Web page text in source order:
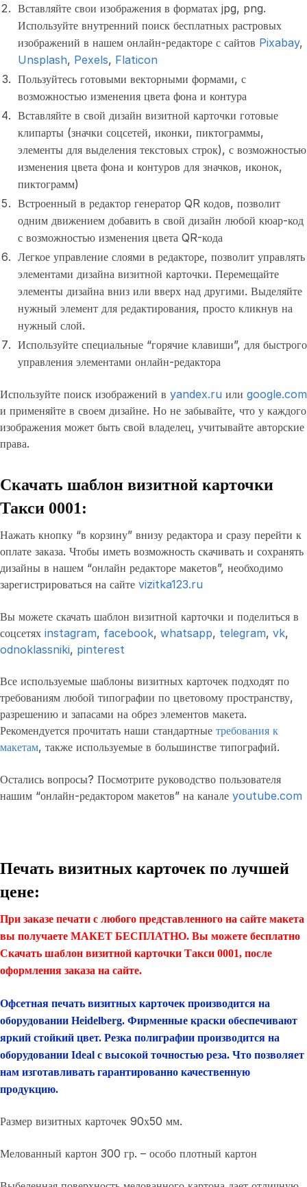
Вставляйте свои изображения в форматах jpg, png.
Используйте внутренний поиск бесплатных растровых
изображений в нашем онлайн-редакторе с сайтов Pixabay,
Unsplash, Pexels, Flaticon
Пользуйтесь готовыми векторными формами, с
возможностью изменения цвета фона и контура
Вставляйте в свой дизайн визитной карточки готовые
клипарты (значки соцсетей, иконки, пиктограммы,
элементы для выделения текстовых строк), с возможностью
изменения цвета фона и контуров для значков, иконок,
пиктограмм)
Встроенный в редактор генератор QR кодов, позволит
одним движением добавить в свой дизайн любой кюар-код
с возможностью изменения цвета QR-кода
Легкое управление слоями в редакторе, позволит управлять
элементами дизайна визитной карточки. Перемещайте
элементы дизайна вниз или вверх над другими. Выделяйте
нужный элемент для редактирования, просто кликнув на
нужный слой.
Используйте специальные “горячие клавиши”, для быстрого
управления элементами онлайн-редактора
Используйте поиск изображений в yandex.ru или google.com
и применяйте в своем дизайне. Но не забывайте, что у каждого
изображения может быть свой владелец, учитывайте авторские
права.
Скачать шаблон визитной карточки
Такси 0001:
Нажать кнопку “в корзину” внизу редактора и сразу перейти к
оплате заказа. Чтобы иметь возможность скачивать и сохранять
дизайны в нашем “онлайн редакторе макетов”, необходимо
зарегистрироваться на сайте vizitka123.ru
Вы можете скачать шаблон визитной карточки и поделиться в
соцсетях instagram, facebook, whatsapp, telegram, vk,
odnoklassniki, pinterest
Все используемые шаблоны визитных карточек подходят по
требованиям любой типографии по цветовому пространству,
разрешению и запасами на обрез элементов макета.
Рекомендуется прочитать наши стандартные требования к
макетам, также используемые в большинстве типографий.
Остались вопросы? Посмотрите руководство пользователя
нашим “онлайн-редактором макетов” на канале youtube.com
Печать визитных карточек по лучшей
цене:
При заказе печати с любого представленного на сайте макета
вы получаете МАКЕТ БЕСПЛАТНО. Вы можете бесплатно
Скачать шаблон визитной карточки Такси 0001, после
оформления заказа на сайте.
Офсетная печать визитных карточек производится на
оборудовании Heidelberg. Фирменные краски обеспечивают
яркий стойкий цвет. Резка полиграфии производится на
оборудовании Ideal с высокой точностью реза. Что позволяет
нам изготавливать гарантированно качественную
продукцию.
Размер визитных карточек 90х50 мм.
Мелованный картон 300 гр. – особо плотный картон